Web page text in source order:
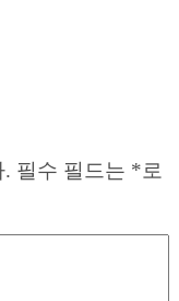
. 필수 필드는 *로